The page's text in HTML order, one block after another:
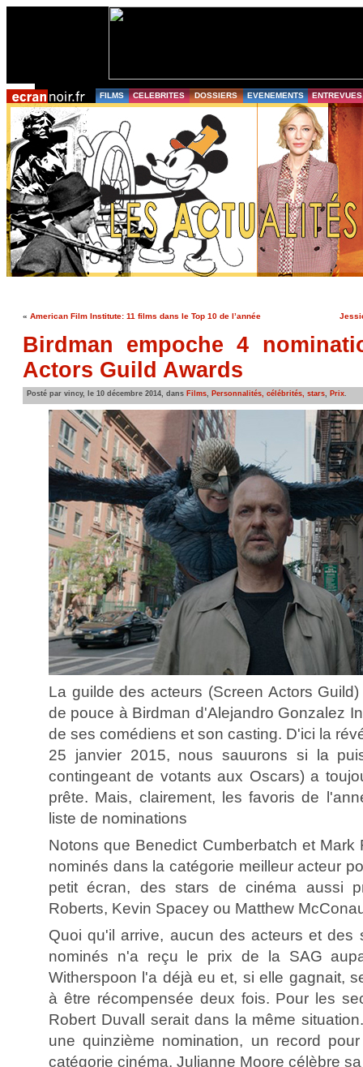
FILMS CELEBRITES DOSSIERS EVENEMENTS ENTREVUES
« American Film Institute: 11 films dans le Top 10 de l’année
Birdman empoche 4
Actors Guild Awards
Posté par vincy, le 10 décembre 2014, dans Films, Personnalités, célébrités, stars, Prix.
La guilde des acteurs (Screen Actors
de pouce à Birdman d'Alejandro Gonzalez
de ses comédiens et son casting. D'ici la
25 janvier 2015, nous sauurons si la
contingeant de votants aux Oscars) a
prête. Mais, clairement, les favoris de
liste de nominations
Notons que Benedict Cumberbatch et Mark
nominés dans la catégorie meilleur acteur
petit écran, des stars de cinéma aussi
Roberts, Kevin Spacey ou Matthew
Quoi qu'il arrive, aucun des acteurs et des
nominés n'a reçu le prix de la SAG
Witherspoon l'a déjà eu et, si elle gagnait,
à être récompensée deux fois. Pour les
Robert Duvall serait dans la même
une quinzième nomination, un record
catégorie cinéma. Julianne Moore célèbre